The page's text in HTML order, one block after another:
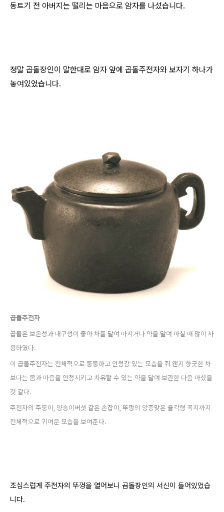
동트기 전 아버지는 떨리는 마음으로 암자를 나섰습니다.
정말 곱돌장인이 말한대로 암자 앞에 곱돌주전자와 보자기 하나가
놓여있었습니다.
곱돌주전자
곱돌은 보온성과 내구성이 좋아 차를 달여 마시거나 약을 달여 마실 때 많이 사
용하였다.
이 곱돌주전자는 전체적으로 퉁퉁하고 안정감 있는 모습을 줘 왠지 향긋한 차
보다는 몸과 마음을 안정시키고 치유할 수 있는 약을 달여 보관한 다음 마셨을
것 같다.
주전자의 주둥이, 양송이버섯 같은 손잡이, 뚜껑의 앙증맞은 율각형 꼭지까지
전체적으로 귀여운 모습을 보여준다.
조심스럽게 주전자의 뚜껑을 열어보니 곱돌장인의 서신이 들어있었습
니다.